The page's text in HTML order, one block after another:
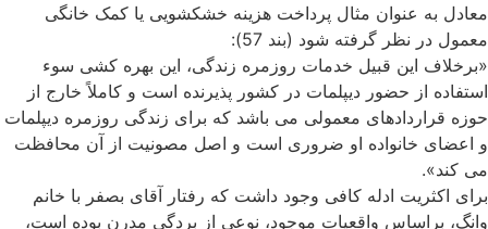
معادل به عنوان مثال پرداخت هزینه خشکشویی یا کمک خانگی
معمول در نظر گرفته شود (بند 57):
«برخلاف این قبیل خدمات روزمره زندگی، این بهره کشی سوء
استفاده از حضور دیپلمات در کشور پذیرنده است و کاملاً خارج از
حوزه قراردادهای معمولی می باشد که برای زندگی روزمره دیپلمات
و اعضای خانواده او ضروری است و اصل مصونیت از آن محافظت
می کند».
برای اکثریت ادله کافی وجود داشت که رفتار آقای بصفر با خانم
وانگ، براساس واقعیات موجود، نوعی از بردگی مدرن بوده است،